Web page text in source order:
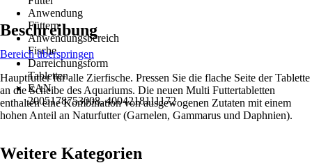
Anwendung
Füttern
Anwendungsbereich
Fische
Darreichungsform
Tabletten
EAN
2005178753008, 4004218111172
Beschreibung
Bereich überspringen
Hauptfutter für alle Zierfische. Pressen Sie die flache Seite der Tablette
an die Scheibe des Aquariums. Die neuen Multi Futtertabletten
enthalten eine Kombination von ausgewogenen Zutaten mit einem
hohen Anteil an Naturfutter (Garnelen, Gammarus und Daphnien).
Weitere Kategorien